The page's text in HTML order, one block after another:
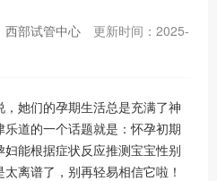
西部试管中心
更新时间：2025-
她们的孕期生活总是充满了神
道的一个话题就是：怀孕初期
能根据症状反应推测宝宝性别
离谱了，别再轻易相信它啦！